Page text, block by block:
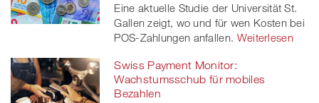
Eine aktuelle Studie der Universität St.
Gallen zeigt, wo und für wen Kosten bei
POS-Zahlungen anfallen. Weiterlesen
Swiss Payment Monitor:
Wachstumsschub für mobiles
Bezahlen